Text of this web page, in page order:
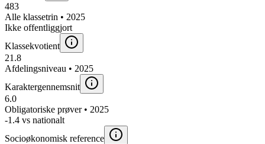
483
Alle klassetrin • 2025
Ikke offentliggjort
Klassekvotient
21.8
Afdelingsniveau • 2025
Karaktergennemsnit
6.0
Obligatoriske prøver • 2025
-1.4 vs nationalt
Socioøkonomisk reference